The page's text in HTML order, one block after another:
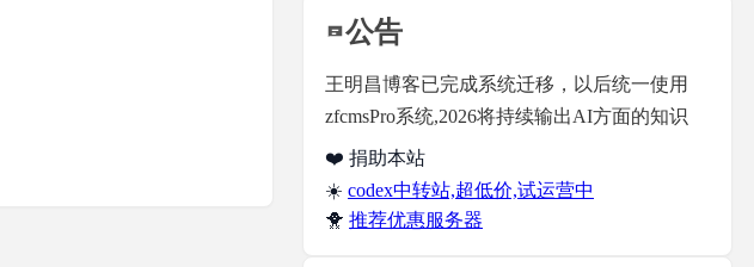
公告
王明昌博客已完成系统迁移，以后统一使用
zfcmsPro系统,2026将持续输出AI方面的知识
❤️ 捐助本站
☀️ codex中转站,超低价,试运营中
🐥 推荐优惠服务器